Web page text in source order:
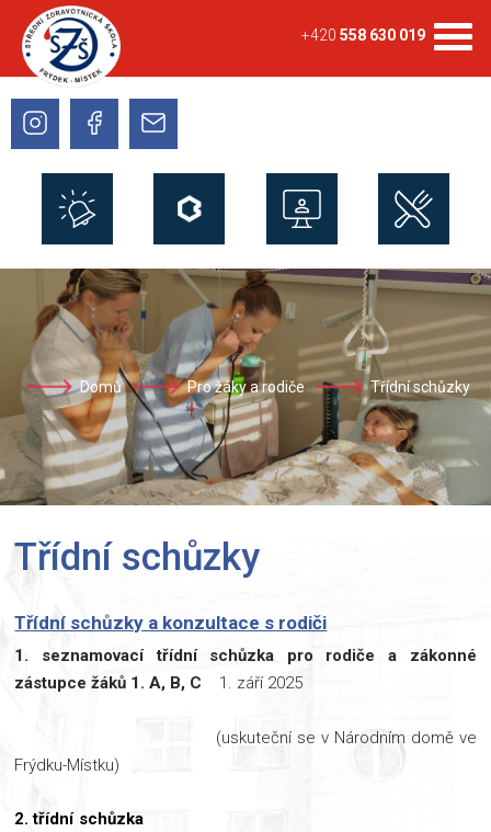
+420 558 630 019
Domů Pro žáky a rodiče Třídní schůzky
Třídní schůzky
Třídní schůzky a konzultace s rodiči
1. seznamovací třídní schůzka pro rodiče a zákonné
zástupce žáků 1. A, B, C 1. září 2025
(uskuteční se v Národním domě ve
Frýdku-Místku)
2. třídní schůzka